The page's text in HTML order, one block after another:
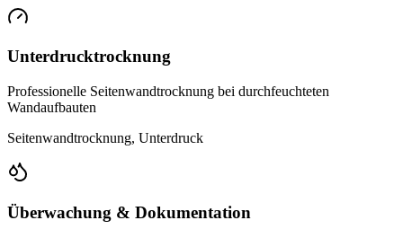
Unterdrucktrocknung
Professionelle Seitenwandtrocknung bei durchfeuchteten
Wandaufbauten
Seitenwandtrocknung, Unterdruck
Überwachung & Dokumentation